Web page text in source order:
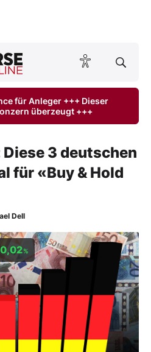
BÖRSE ONLINE lesen
für Anleger +++ Dieser
überzeugt +++
3 deutschen
für «Buy & Hold
Dell
%